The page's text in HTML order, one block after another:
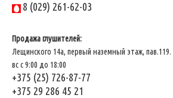
8 (029) 261-62-03
Продажа глушителей:
Лещинского 14а, первый наземный этаж, пав.119.
вс с 9:00 до 18:00
+375 (25) 726-87-77
+375 29 286 45 21